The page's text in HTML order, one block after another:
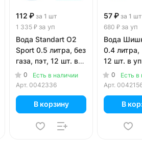
112 ₽ за 1 шт
1 335 ₽ за уп
Вода Standart О2
Sport 0.5 литра, без
газа, пэт, 12 шт. в
уп.0
Есть в наличии
Арт. 0042336
В корзину
57 ₽ за 1 шт
680 ₽ за уп
Вода
0.4 литра,
12 шт. в
0
Есть в
Арт.
В